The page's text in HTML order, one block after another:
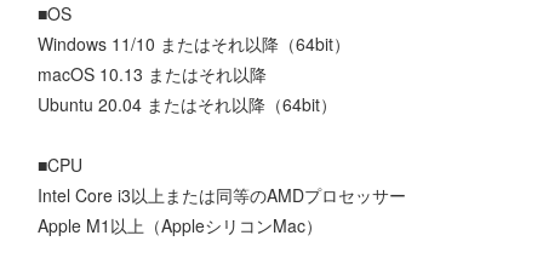
■OS
Windows 11/10 またはそれ以降（64bit）
macOS 10.13 またはそれ以降
Ubuntu 20.04 またはそれ以降（64bit）
■CPU
Intel Core i3以上または同等のAMDプロセッサー
Apple M1以上（AppleシリコンMac）